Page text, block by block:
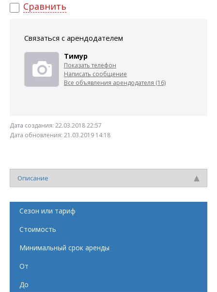
Сравнить
Связаться с арендодателем
Тимур
Показать телефон
Написать сообщение
Все объявления арендодателя (16)
Дата создания: 22.03.2018 22:57
Дата обновления: 21.03.2019 14:18
Описание
Сезон или тариф
Стоимость
Минимальный срок аренды
От
До